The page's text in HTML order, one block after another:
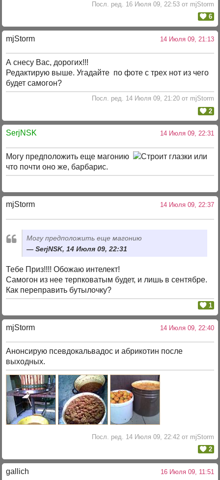
Посл. ред. 16 Июля 09, 22:53 от mjStorm
6
mjStоrm 14 Июля 09, 21:13
А снесу Вас, дорогих!!!
Редактирую выше. Угадайте по фоте с трех нот из чего
будет самогон?
Посл. ред. 14 Июля 09, 21:20 от mjStorm
2
SerjNSK 14 Июля 09, 22:31
Могу предположить еще магонию
или
что почти оно же, барбарис.
mjStоrm 14 Июля 09, 22:37
Могу предположить еще магонию
SerjNSK, 14 Июля 09, 22:31
Тебе Приз!!!! Обожаю интелект!
Самогон из нее терпковатым будет, и лишь в сентябре.
Как переправить бутылочку?
1
mjStоrm 14 Июля 09, 22:40
Анонсирую псевдокальвадос и абрикотин после
выходных.
Посл. ред. 14 Июля 09, 22:42 от mjStorm
2
gallich 16 Июля 09, 11:51